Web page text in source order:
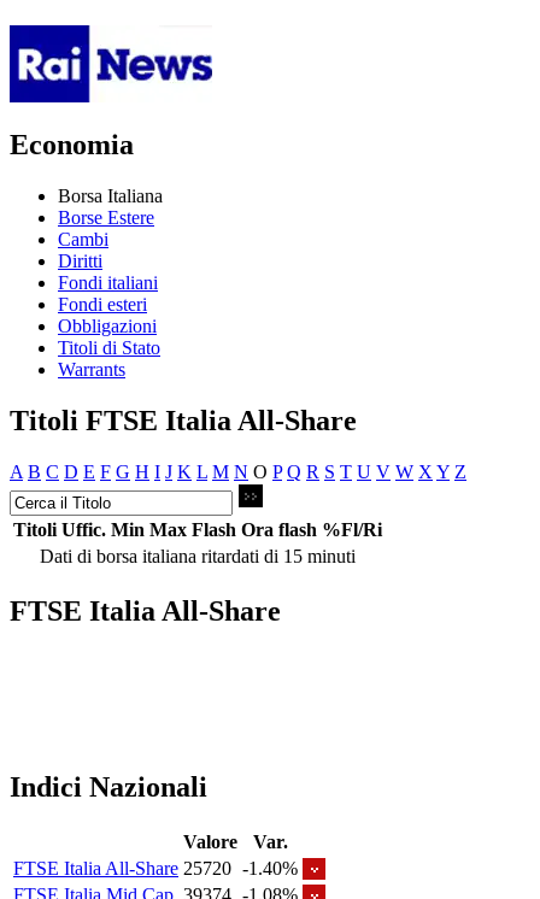
Economia
Borsa Italiana
Borse Estere
Cambi
Diritti
Fondi italiani
Fondi esteri
Obbligazioni
Titoli di Stato
Warrants
Titoli FTSE Italia All-Share
A B C D E F G H I J K L M N O P Q R S T U V W X Y Z
Titoli Uffic. Min Max Flash Ora flash %Fl/Ri
Dati di borsa italiana ritardati di 15 minuti
FTSE Italia All-Share
Indici Nazionali
Valore
Var.
FTSE Italia All-Share 25720 -1.40%